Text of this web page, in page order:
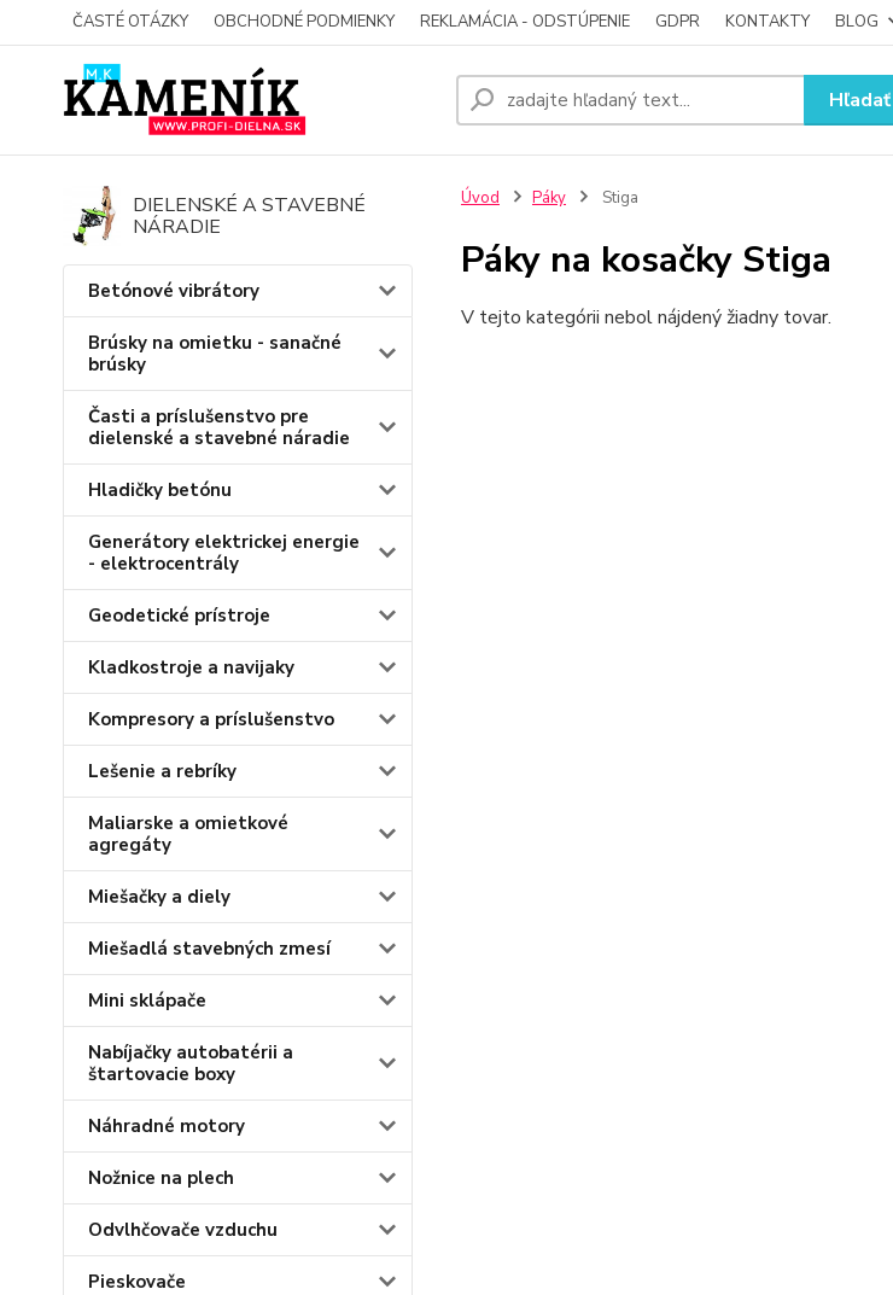
ČASTÉ OTÁZKY OBCHODNÉ PODMIENKY REKLAMÁCIA - ODSTÚPENIE GDPR KONTAKTY BLOG
Hľadať
DIELENSKÉ A STAVEBNÉ
NÁRADIE
Betónové vibrátory
Brúsky na omietku - sanačné
brúsky
Časti a príslušenstvo pre
dielenské a stavebné náradie
Hladičky betónu
Generátory elektrickej energie
- elektrocentrály
Geodetické prístroje
Kladkostroje a navijaky
Kompresory a príslušenstvo
Lešenie a rebríky
Maliarske a omietkové
agregáty
Miešačky a diely
Miešadlá stavebných zmesí
Mini sklápače
Nabíjačky autobatérii a
štartovacie boxy
Náhradné motory
Nožnice na plech
Odvlhčovače vzduchu
Pieskovače
Úvod Páky Stiga
Páky na kosačky Stiga
V tejto kategórii nebol nájdený žiadny tovar.